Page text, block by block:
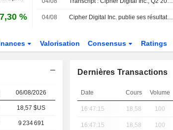
% 04/08 Cipher Digital Inc. publie ses résultats pour le deuxième trimestre et le premier semestre clos le 30 juin 2026
Valorisation Consensus Ratings
06/08/2026
18,57 $US
9 234 691
Dernières Transactions
Date Cours Volume
16:47:15 18,58 100
16:47:15 18,58 100